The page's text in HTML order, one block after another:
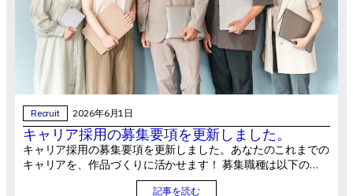
Recruit 2026年6月1日
キャリア採用の募集要項を更新しました。
キャリア採用の募集要項を更新しました。あなたのこれまでの
キャリアを、作品づくりに活かせます！ 募集職種は以下の…
記事を読む